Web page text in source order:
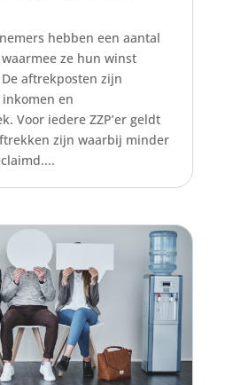
hebben een aantal
ze hun winst
aftrekposten zijn
en
Voor iedere ZZP’er geldt
zijn waarbij minder